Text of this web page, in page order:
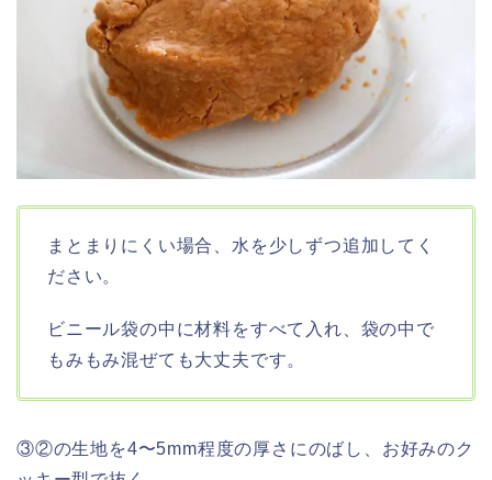
まとまりにくい場合、水を少しずつ追加してく
ださい。
ビニール袋の中に材料をすべて入れ、袋の中で
もみもみ混ぜても大丈夫です。
③②の生地を4〜5mm程度の厚さにのばし、お好みのク